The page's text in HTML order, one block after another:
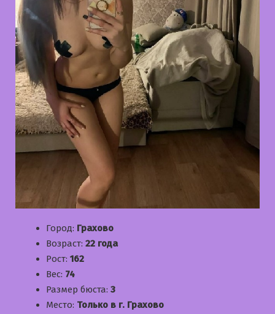
Город: Грахово
Возраст: 22 года
Рост: 162
Вес: 74
Размер бюста: 3
Место: Только в г. Грахово